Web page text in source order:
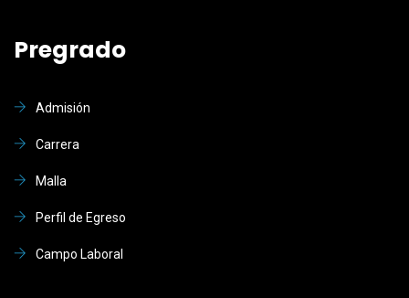
Pregrado
Admisión
Carrera
Malla
Perfil de Egreso
Campo Laboral